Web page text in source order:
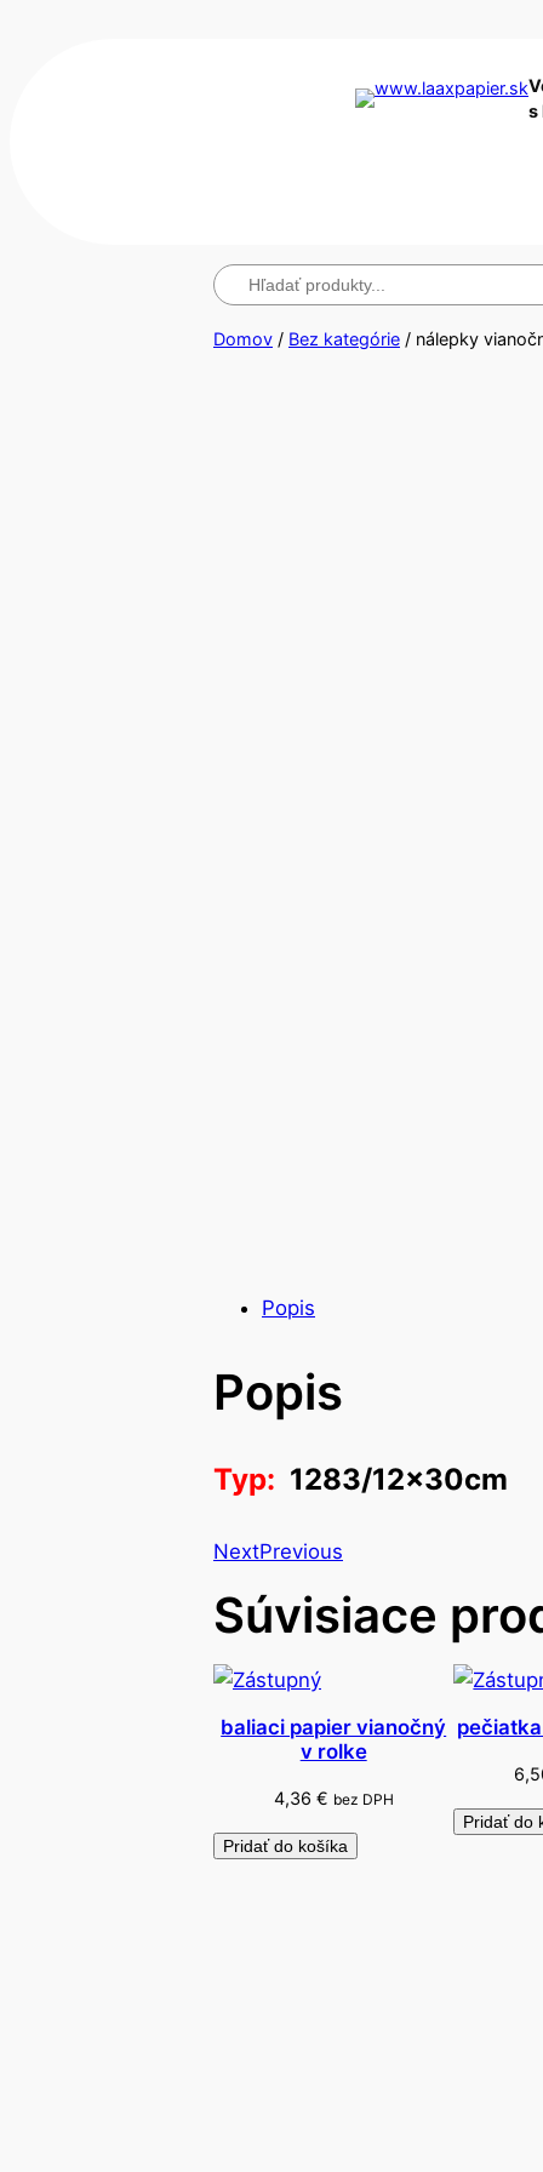
s
Hľadanie
Domov / Bez kategórie / nálepky
Popis
Popis
Typ: 1283/12x30cm
NextPrevious
Súvisiace
baliaci papier vianočný
v rolke
4,36 € bez DPH
Pridať do košíka
pečiatka
Pridať do